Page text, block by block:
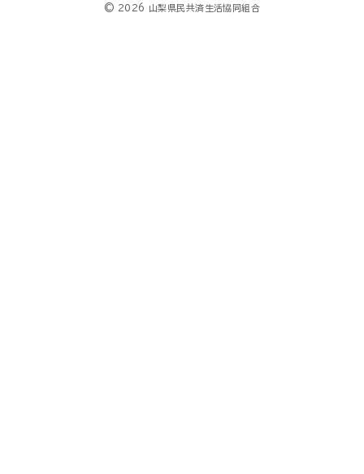
© 2026 山梨県民共済生活協同組合